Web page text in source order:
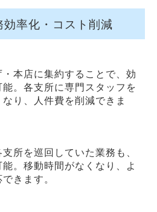
率化・コスト削減
本店に集約することで、効
。各支所に専門スタッフを
り、人件費を削減できま
所を巡回していた業務も、
。移動時間がなくなり、よ
きます。